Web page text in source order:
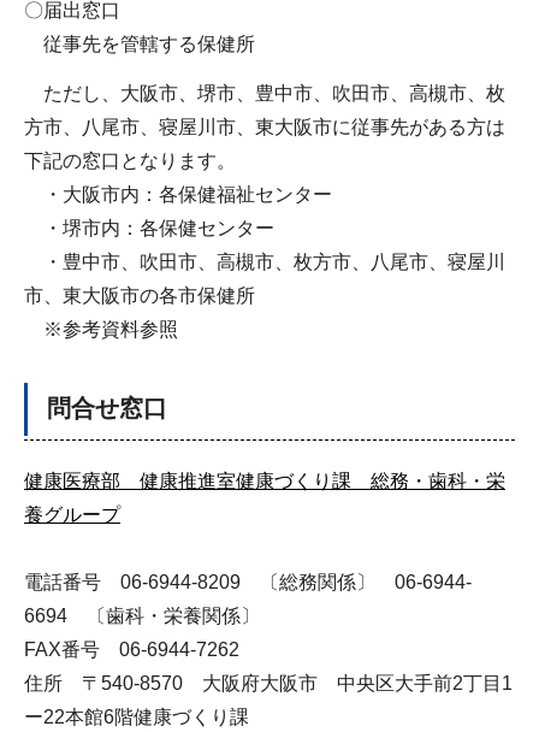
〇届出窓口
従事先を管轄する保健所
ただし、大阪市、堺市、豊中市、吹田市、高槻市、枚
方市、八尾市、寝屋川市、東大阪市に従事先がある方は
下記の窓口となります。
・大阪市内：各保健福祉センター
・堺市内：各保健センター
・豊中市、吹田市、高槻市、枚方市、八尾市、寝屋川
市、東大阪市の各市保健所
※参考資料参照
問合せ窓口
健康医療部 健康推進室健康づくり課 総務・歯科・栄
養グループ
電話番号 06-6944-8209 〔総務関係〕 06-6944-
6694 〔歯科・栄養関係〕
FAX番号 06-6944-7262
住所 〒540-8570 大阪府大阪市 中央区大手前2丁目1
ー22本館6階健康づくり課